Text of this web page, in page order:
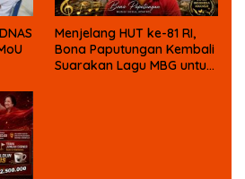
Menjelang HUT ke-81 RI,
Bona Paputungan Kembali
Suarakan Lagu MBG untuk